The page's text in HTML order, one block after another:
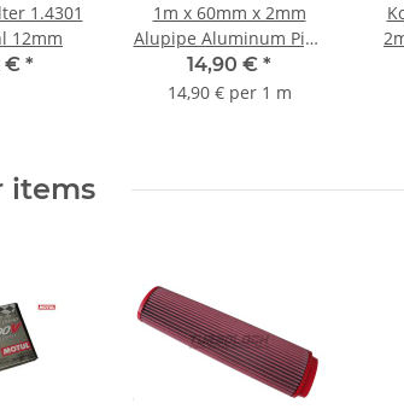
1.4301
12mm
€ *
1m x 60mm x 2mm
Alupipe Aluminum Pipe
Intercooler
14,90 € *
14,90 € per 1 m
items